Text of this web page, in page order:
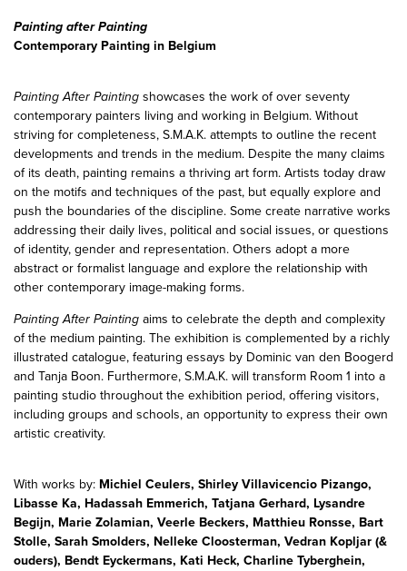
Painting after Painting
Contemporary Painting in Belgium
Painting After Painting showcases the work of over seventy
contemporary painters living and working in Belgium. Without
striving for completeness, S.M.A.K. attempts to outline the recent
developments and trends in the medium. Despite the many claims
of its death, painting remains a thriving art form. Artists today draw
on the motifs and techniques of the past, but equally explore and
push the boundaries of the discipline. Some create narrative works
addressing their daily lives, political and social issues, or questions
of identity, gender and representation. Others adopt a more
abstract or formalist language and explore the relationship with
other contemporary image-making forms.
Painting After Painting aims to celebrate the depth and complexity
of the medium painting. The exhibition is complemented by a richly
illustrated catalogue, featuring essays by Dominic van den Boogerd
and Tanja Boon. Furthermore, S.M.A.K. will transform Room 1 into a
painting studio throughout the exhibition period, offering visitors,
including groups and schools, an opportunity to express their own
artistic creativity.
With works by: Michiel Ceulers, Shirley Villavicencio Pizango,
Libasse Ka, Hadassah Emmerich, Tatjana Gerhard, Lysandre
Begijn, Marie Zolamian, Veerle Beckers, Matthieu Ronsse, Bart
Stolle, Sarah Smolders, Nelleke Cloosterman, Vedran Kopljar (&
ouders), Bendt Eyckermans, Kati Heck, Charline Tyberghein,